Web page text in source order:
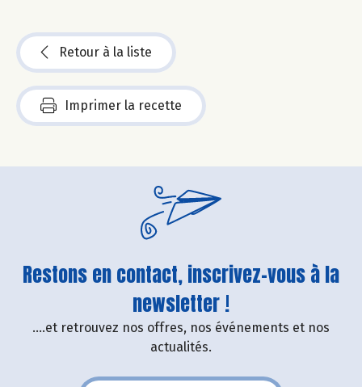
Retour à la liste
Imprimer la recette
Restons en contact, inscrivez-vous à la
newsletter !
....et retrouvez nos offres, nos événements et nos
actualités.